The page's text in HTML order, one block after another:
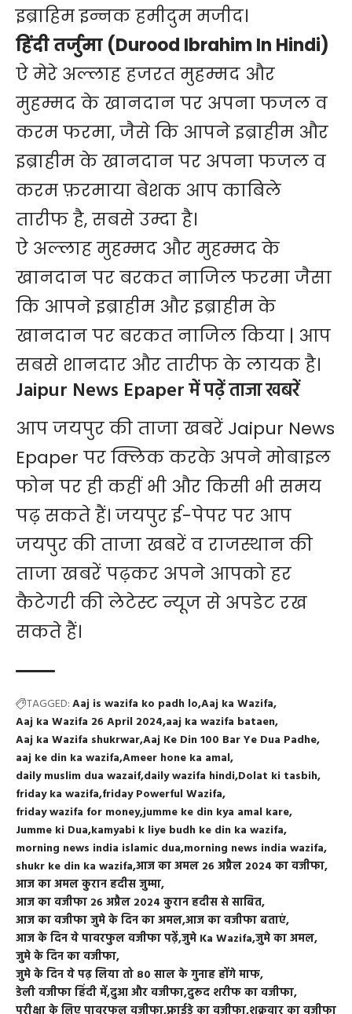
इब्राहिम इन्नक हमीदुम मजीद।
हिंदी तर्जुमा (Durood Ibrahim In Hindi)
ऐ मेरे अल्लाह हजरत मुहम्मद और
मुहम्मद के खानदान पर अपना फजल व
करम फरमा, जैसे कि आपने इब्राहीम और
इब्राहीम के खानदान पर अपना फजल व
करम फ़रमाया बेशक आप काबिले
तारीफ है, सबसे उम्दा है।
ऐ अल्लाह मुहम्मद और मुहम्मद के
खानदान पर बरकत नाजिल फरमा जैसा
कि आपने इब्राहीम और इब्राहीम के
खानदान पर बरकत नाजिल किया | आप
सबसे शानदार और तारीफ के लायक है।
Jaipur News Epaper में पढ़ें ताजा खबरें
आप जयपुर की ताजा खबरें Jaipur News
Epaper पर क्लिक करके अपने मोबाइल
फोन पर ही कहीं भी और किसी भी समय
पढ़ सकते हैं। जयपुर ई-पेपर पर आप
जयपुर की ताजा खबरें व राजस्थान की
ताजा खबरें पढ़कर अपने आपको हर
कैटेगरी की लेटेस्ट न्यूज से अपडेट रख
सकते हैं।
TAGGED:Aaj is wazifa ko padh lo Aaj ka Wazifa
Aaj ka Wazifa 26 April 2024 aaj ka wazifa bataen
Aaj ka Wazifa shukrwarAaj Ke Din 100 Bar Ye Dua Padhe
aaj ke din ka wazifa Ameer hone ka amal
daily muslim dua wazaif daily wazifa hindi Dolat ki tasbih
friday ka wazifa friday Powerful Wazifa
friday wazifa for moneyjumme ke din kya amal kare
Jumme ki Dua kamyabi k liye budh ke din ka wazifa
morning news india islamic dua morning news india wazifa
shukr ke din ka wazifa आज का अमल 26 अप्रैल 2024 का वजीफा
आज का अमल कुरान हदीस जुम्मा
आज का वजीफा 26 अप्रैल 2024 कुरान हदीस से साबित
आज का वजीफा जुमे के दिन का अमलआज का वजीफा बताएं
आज के दिन ये पावरफुल वजीफा पढ़ेंजुमे Ka Wazifa जुमे का अमल
जुमे के दिन का वजीफा
जुमे के दिन ये पढ़ लिया तो 80 साल के गुनाह होंगे माफ
डेली वजीफा हिंदी मेंदुआ और वजीफादुरूद शरीफ का वजीफा